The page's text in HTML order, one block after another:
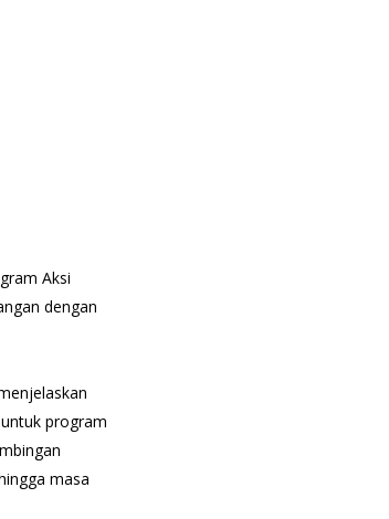
Aksi
dengan
program
masa